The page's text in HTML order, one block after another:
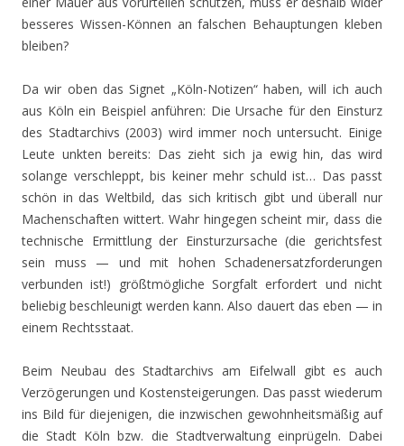
besseres Wissen-Können an falschen Behauptungen kleben
bleiben?
Da wir oben das Signet „Köln-Notizen“ haben, will ich auch
aus Köln ein Beispiel anführen: Die Ursache für den Einsturz
des Stadtarchivs (2003) wird immer noch untersucht. Einige
Leute unkten bereits: Das zieht sich ja ewig hin, das wird
solange verschleppt, bis keiner mehr schuld ist… Das passt
schön in das Weltbild, das sich kritisch gibt und überall nur
Machenschaften wittert. Wahr hingegen scheint mir, dass die
technische Ermittlung der Einsturzursache (die gerichtsfest
sein muss — und mit hohen Schadenersatzforderungen
verbunden ist!) größtmögliche Sorgfalt erfordert und nicht
beliebig beschleunigt werden kann. Also dauert das eben — in
einem Rechtsstaat.
Beim Neubau des Stadtarchivs am Eifelwall gibt es auch
Verzögerungen und Kostensteigerungen. Das passt wiederum
ins Bild für diejenigen, die inzwischen gewohnheitsmäßig auf
die Stadt Köln bzw. die Stadtverwaltung einprügeln. Dabei